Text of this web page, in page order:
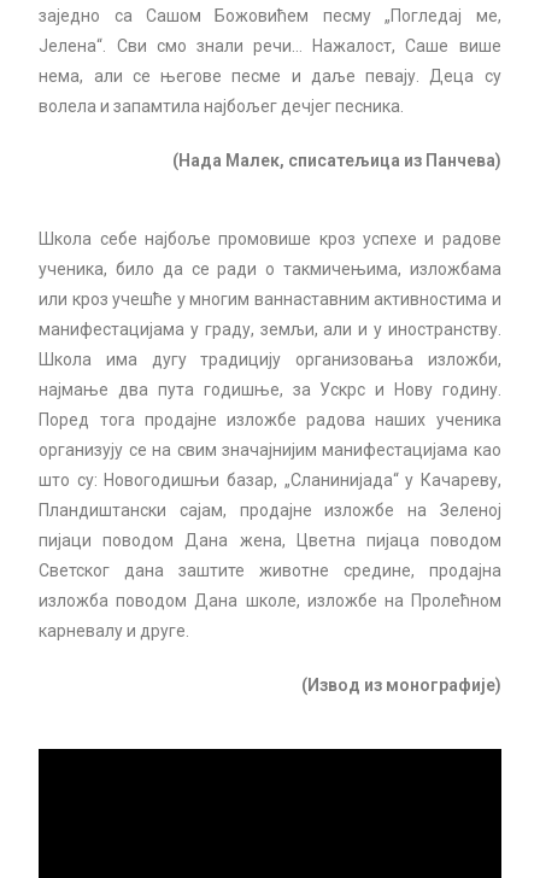
заједно са Сашом Божовићем песму „Погледај ме,
Јелена“. Сви смо знали речи… Нажалост, Саше више
нема, али се његове песме и даље певају. Деца су
волела и запамтила најбољег дечјег песника.
(Нада Малек, списатељица из Панчева)
Школа себе најбоље промовише кроз успехе и радове
ученика, било да се ради о такмичењима, изложбама
или кроз учешће у многим ваннаставним активностима и
манифестацијама у граду, земљи, али и у иностранству.
Школа има дугу традицију организовања изложби,
најмање два пута годишње, за Ускрс и Нову годину.
Поред тога продајне изложбе радова наших ученика
организују се на свим значајнијим манифестацијама као
што су: Новогодишњи базар, „Сланинијада“ у Качареву,
Пландиштански сајам, продајне изложбе на Зеленоj
пијаци поводом Дана жена, Цветна пијаца поводом
Светског дана заштите животне средине, продајна
изложба поводом Дана школе, изложбе на Пролећном
карневалу и друге.
(Извод из монографије)